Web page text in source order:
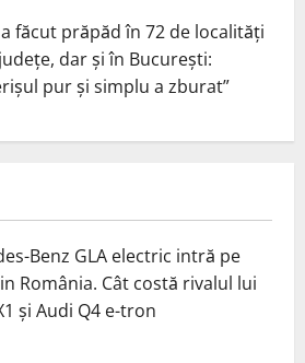
făcut prăpăd în 72 de localități
dar și în București:
pur și simplu a zburat”
Benz GLA electric intră pe
România. Cât costă rivalul lui
și Audi Q4 e-tron